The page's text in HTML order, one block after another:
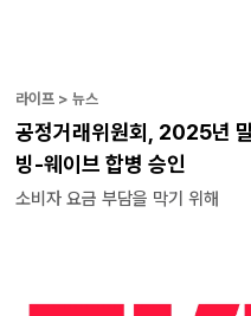
라이프 > 뉴스
공정거래위원회, 2025년
빙-웨이브 합병 승인
소비자 요금 부담을 막기 위해